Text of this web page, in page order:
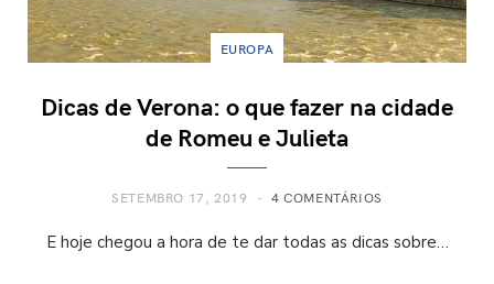
EUROPA
Dicas de Verona: o que fazer na cidade
de Romeu e Julieta
SETEMBRO 17, 2019 4 COMENTÁRIOS
E hoje chegou a hora de te dar todas as dicas sobre…